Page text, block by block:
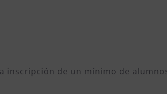
inscripción de un mínimo de